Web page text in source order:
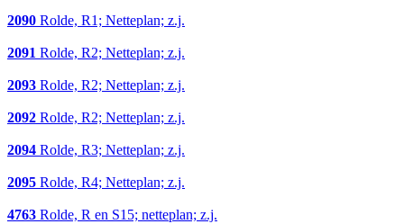
2090 Rolde, R1; Netteplan; z.j.
2091 Rolde, R2; Netteplan; z.j.
2093 Rolde, R2; Netteplan; z.j.
2092 Rolde, R2; Netteplan; z.j.
2094 Rolde, R3; Netteplan; z.j.
2095 Rolde, R4; Netteplan; z.j.
4763 Rolde, R en S15; netteplan; z.j.